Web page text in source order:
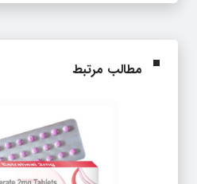
مطالب مرتبط